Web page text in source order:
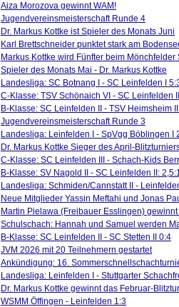
Aiza Morozova gewinnt WAM!
Jugendvereinsmeisterschaft Runde 4
Dr. Markus Kottke ist Spieler des Monats Juni
Karl Brettschneider punktet stark am
Markus Kottke wird Fünfter beim
Spieler des Monats Mai - Dr. Markus Kottke
Landesliga: SC Botnang I - SC Leinfelden I
C-Klasse: TSV Schönaich VI - SC Leinfelden
B-Klasse: SC Leinfelden II - TSV Heimsheim
Jugendvereinsmeisterschaft Runde 3
Landesliga: Leinfelden I - SpVgg Böblingen I
Dr. Markus Kottke Sieger des April-
C-Klasse: SC Leinfelden III - Schach-Kids
B-Klasse: SV Nagold II - SC Leinfelden II:
Landesliga: Schmiden/Cannstatt II -
Neue Mitglieder Yassin Meftahi und Jonas
Martin Pielawa (Freibauer Esslingen)
Schulschach: Hannah und Samuel werden
B-Klasse: SC Leinfelden II - SC Stetten II 0:4
JVM 2026 mit 20 Teilnehmern gestartet
Ankündigung: 16.
Landesliga: Leinfelden I - Stuttgarter
Dr. Markus Kottke gewinnt das Februar-
WSMM Öffingen - Leinfelden 1:3